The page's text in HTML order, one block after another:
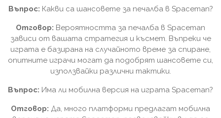
Въпрос: Какви са шансовете за печалба в Spaceman?
Отговор: Вероятността за печалба в Spaceman
зависи от вашата стратегия и късмет. Въпреки че
играта е базирана на случайното време за спиране,
опитните играчи могат да подобрят шансовете си,
използвайки различни тактики.
Въпрос: Има ли мобилна версия на играта Spaceman?
Отговор: Да, много платформи предлагат мобилна